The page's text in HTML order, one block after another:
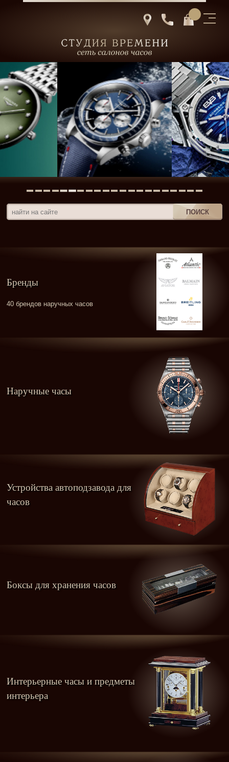
Бренды
40 брендов наручных часов
Наручные часы
Устройства автоподзавода для
часов
Боксы для хранения часов
Интерьерные часы и предметы
интерьера